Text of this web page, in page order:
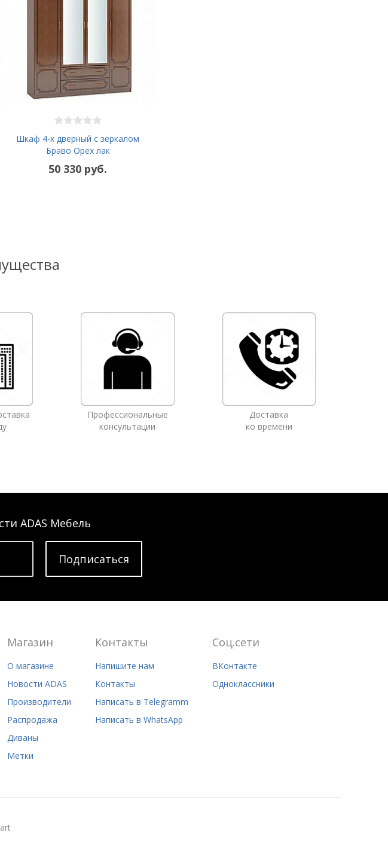
Шкаф 4-х дверный с зеркалом
Браво Орех лак
50 330 руб.
Профессиональные
консультации
Доставка
ко времени
ADAS Мебель
Подписатьcя
Магазин
О магазине
Новости ADAS
Производители
Распродажа
Диваны
Метки
Контакты
Напишите нам
Контакты
Написать в Telegramm
Написать в WhatsApp
Соц.сети
ВКонтакте
Одноклассники